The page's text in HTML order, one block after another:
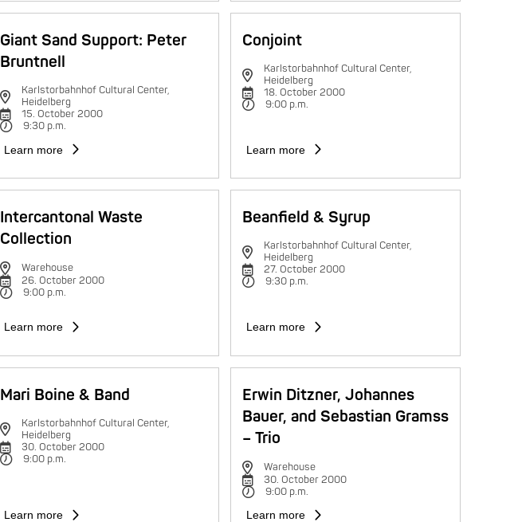
Giant Sand Support: Peter
Bruntnell
Karlstorbahnhof Cultural Center,
Heidelberg
15. October 2000
9:30 p.m.
Learn more
Conjoint
Karlstorbahnhof Cultural Center,
Heidelberg
18. October 2000
9:00 p.m.
Learn more
Intercantonal Waste
Collection
Warehouse
26. October 2000
9:00 p.m.
Learn more
Beanfield & Syrup
Karlstorbahnhof Cultural Center,
Heidelberg
27. October 2000
9:30 p.m.
Learn more
Mari Boine & Band
Karlstorbahnhof Cultural Center,
Heidelberg
30. October 2000
9:00 p.m.
Learn more
Erwin Ditzner, Johannes
Bauer, and Sebastian Gramss
– Trio
Warehouse
30. October 2000
9:00 p.m.
Learn more